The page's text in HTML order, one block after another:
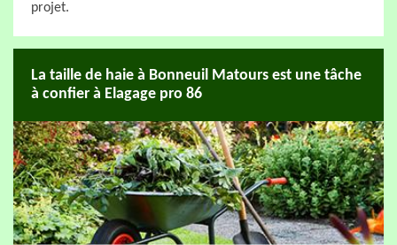
projet.
La taille de haie à Bonneuil Matours est une tâche
à confier à Elagage pro 86